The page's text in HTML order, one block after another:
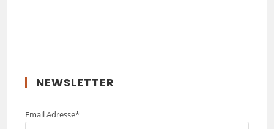
NEWSLETTER
Email Adresse*